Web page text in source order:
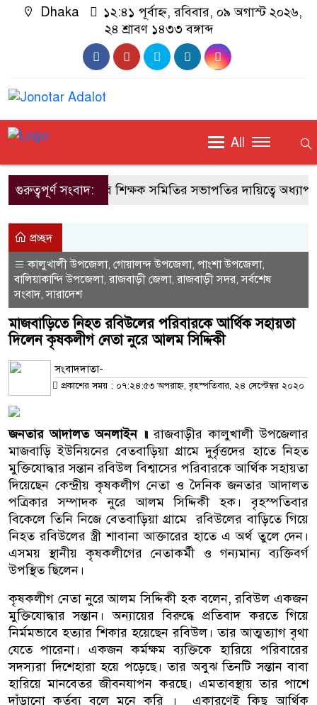
Dhaka
১২:৪১ পূর্বাহ্ন, রবিবার, ০৯ অগাস্ট ২০২৬,
২৪ শ্রাবণ ১৪৩৩ বঙ্গাব্দ
All
গুরুত্বপূর্ণ সংবাদ:জাবি শিক্ষক সমিতির সভাপতির দায়িত্বে
প্রচ্ছদ
কালুখালী উপজেলা, গোয়ালন্দ উপজেলা, পাংশা উপজেলা,
বালিয়াকান্দি উপজেলা,রাজবাড়ী জেলা,রাজবাড়ী সদর,সর্বশেষ
সংবাদ,সারাদেশ
মাজবাড়িতে নিহত রবিউলের পরিবারকে আর্থিক সহায়তা
দিলেন কৃষকলীগ নেতা নুরে আলম সিদ্দিকী
সংবাদদাতা-
প্রকাশের সময় : ০৭:২৪:৫৩ অপরাহ্ন, বৃহস্পতিবার, ২৪ সেপ্টেম্বর ২০২০
জনতার আদালত অনলাইন ॥ রাজবাড়ীর কালুখালী উপজেলার
মাজবাড়ি ইউনিয়নের বেতবাড়িয়া গ্রামে দুর্বৃত্তদের হাতে নিহত
মুক্তিযোদ্ধার সন্তান রবিউল বিশ্বাসের পরিবারকে আর্থিক সহায়তা
দিয়েছেন কেন্দ্রীয় কৃষকলীগ নেতা ও দৈনিক জনতার আদালত
পত্রিকার সম্পাদক নুরে আলম সিদ্দিকী হক। বৃহস্পতিবার
বিকেলে তিনি নিজে বেতবাড়িয়া গ্রামে রবিউলের বাড়িতে গিয়ে
নিহত রবিউলের স্ত্রী শাবানা আক্তারের হাতে এ অর্থ তুলে দেন।
এসময় স্থানীয় কৃষকলীগের নেতাকর্মী ও গন্যমান্য ব্যক্তিবর্গ
উপস্থিত ছিলেন।
কৃষকলীগ নেতা নুরে আলম সিদ্দিকী হক বলেন, রবিউল একজন
মুক্তিযোদ্ধার সন্তান। অন্যায়ের বিরুদ্ধে প্রতিবাদ করতে গিয়ে
নির্মমভাবে হত্যার শিকার হয়েছেন রবিউল। তার আত্মত্যাগ বৃথা
যেতে পারেনা। একজন কর্মক্ষম ব্যক্তিকে হারিয়ে পরিবারের
সদস্যরা দিশেহারা হয়ে পড়েছে। তার অবুঝ তিনটি সন্তান বাবা
হারিয়ে মানবেতর জীবনযাপন করছে। এমতাবস্থায় তার পাশে
দাঁড়ানো কর্তব্য বলে মনে করি । একারণেই কিছু আর্থিক